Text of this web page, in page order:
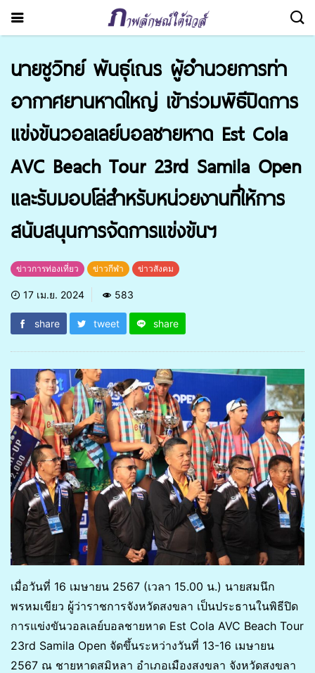
นายชูวิทย์ พันธุ์เณร ผู้อำนวยการท่า
อากาศยานหาดใหญ่ เข้าร่วมพิธีปิดการ
แข่งขันวอลเลย์บอลชายหาด Est Cola
AVC Beach Tour 23rd Samila Open
และรับมอบโล่สำหรับหน่วยงานที่ให้การ
สนับสนุนการจัดการแข่งขันฯ
ข่าวการท่องเที่ยว ข่าวกีฬา ข่าวสังคม
17 เม.ย. 2024 583
share tweet share
เมื่อวันที่ 16 เมษายน 2567 (เวลา 15.00 น.) นายสมนึก
พรหมเขียว ผู้ว่าราชการจังหวัดสงขลา เป็นประธานในพิธีปิด
การแข่งขันวอลเลย์บอลชายหาด Est Cola AVC Beach Tour
23rd Samila Open จัดขึ้นระหว่างวันที่ 13-16 เมษายน
2567 ณ ชายหาดสมิหลา อำเภอเมืองสงขลา จังหวัดสงขลา